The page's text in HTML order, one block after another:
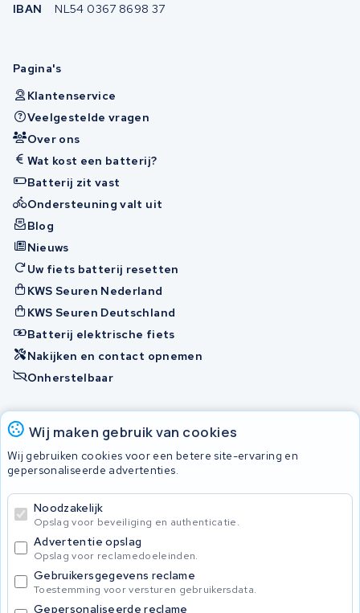
Wij maken gebruik van cookies
Wij gebruiken cookies voor een betere site-ervaring en
gepersonaliseerde advertenties.
Noodzakelijk
Opslag voor beveiliging en authenticatie.
Advertentie opslag
Opslag voor reclamedoeleinden.
Gebruikersgegevens reclame
Toestemming voor versturen gebruikersdata.
Gepersonaliseerde reclame
IBAN
NL54 0367 8698 37
Pagina's
Klantenservice
Veelgestelde vragen
Over ons
Wat kost een batterij?
Batterij zit vast
Ondersteuning valt uit
Blog
Nieuws
Uw fiets batterij resetten
KWS Seuren Nederland
KWS Seuren Deutschland
Batterij elektrische fiets
Nakijken en contact opnemen
Onherstelbaar
Accu's
Privacy Policy